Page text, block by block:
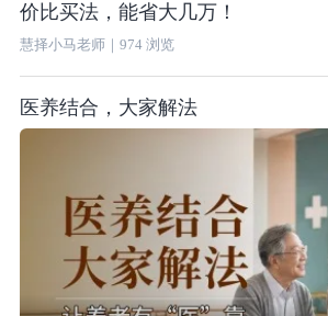
价比买法，能省大几万！
慧择小马老师｜ 974浏览
医养结合，大家解法